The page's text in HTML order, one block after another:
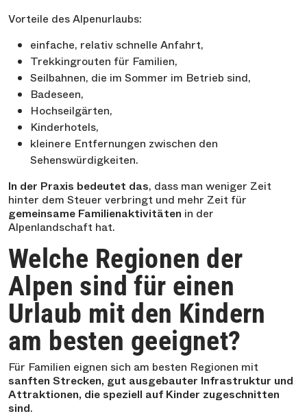
Vorteile des Alpenurlaubs:
einfache, relativ schnelle Anfahrt,
Trekkingrouten für Familien,
Seilbahnen, die im Sommer im Betrieb sind,
Badeseen,
Hochseilgärten,
Kinderhotels,
kleinere Entfernungen zwischen den
Sehenswürdigkeiten.
In der Praxis bedeutet das, dass man weniger Zeit
hinter dem Steuer verbringt und mehr Zeit für
gemeinsame Familienaktivitäten in der
Alpenlandschaft hat.
Welche Regionen der
Alpen sind für einen
Urlaub mit den Kindern
am besten geeignet?
Für Familien eignen sich am besten Regionen mit
sanften Strecken, gut ausgebauter Infrastruktur und
Attraktionen, die speziell auf Kinder zugeschnitten
sind.